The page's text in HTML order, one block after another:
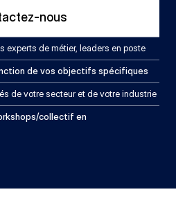
nous
experts de métier, leaders en poste
de vos objectifs spécifiques
de votre secteur et de votre industrie
collectif en